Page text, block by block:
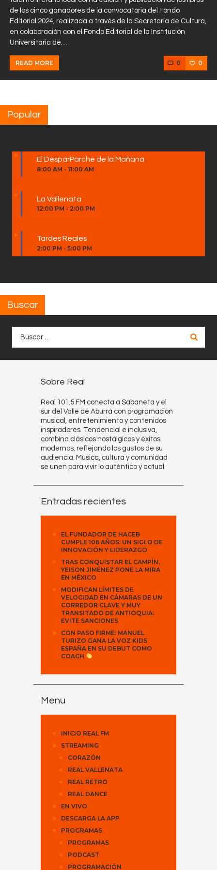
de los cinco ganadores de la convocatoria del Fondo
Editorial 2024, realizada a través de la Secretaría de Cultura,
en colaboración con el Fondo Editorial de la Institución
Universitaria de…
READ MORE 0 0
Popular
El DesparParche de la Mañana
8:00 AM - 11:00 AM
La Vallenata
12:00 PM - 2:00 PM
Tardes Reales
2:00 PM - 5:00 PM
Buscar
Sobre Real
Real 101.5 FM conecta a Sabaneta y el
sur del Valle de Aburrá con programación
musical, entretenimiento y contenidos
inspiradores. Tendencial e inclusiva,
combina clásicos nostálgicos y éxitos
modernos, reflejando los gustos de su
audiencia. Música, cultura y comunidad
se unen para vivir lo auténtico y actual.
Entradas recientes
EL FUNDADOR DE HACEB
CUMPLE 106 AÑOS: UN SIGLO DE
INNOVACIÓN Y LIDERAZGO
TRAS CONQUISTAR EL CAMPÍN,
YEISON JIMÉNEZ PONE LA MIRA
EN MÉXICO
MODIFICAN LÍMITES DE
VELOCIDAD EN CÁMARAS DE UN
CORREDOR CLAVE Y MUY
TRANSITADO DE ANTIOQUIA:
EVITE SANCIONES
CON PASO FIRME: MANUEL
TURIZO GANA LA VOZ KIDS
ESPAÑA EN SU DEBUT COMO
COACH
Menu
INICIO REAL FM
STREAMING
CORAZÓN
REAL VALLENATA
REAL RETRO
REAL DANCE
EN VIVO
DESCARGA LA APP
PROGRAMAS
PROGRAMAS
PODCAST
PROGRAMACIÓN